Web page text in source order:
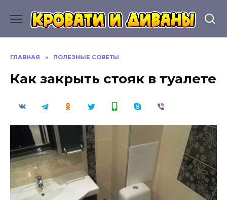
содержанию
ГЛАВНАЯ » ПОЛЕЗНЫЕ СОВЕТЫ
Как закрыть стояк в туалете